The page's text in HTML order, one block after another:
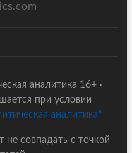
аналитика 16+ ·
при условии
аналитика"
не совпадать с точкой